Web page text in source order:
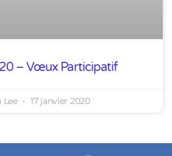
– Vœux Participatif
Lee 17 janvier 2020